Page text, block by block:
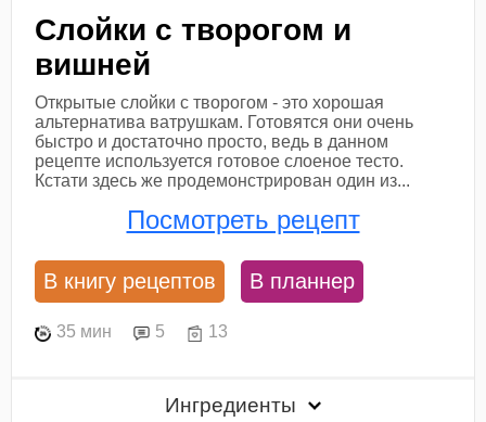
Слойки с творогом и
вишней
Открытые слойки с творогом - это хорошая
альтернатива ватрушкам. Готовятся они очень
быстро и достаточно просто, ведь в данном
рецепте используется готовое слоеное тесто.
Кстати здесь же продемонстрирован один из...
Посмотреть рецепт
В книгу рецептов В планнер
35 мин 5 13
Ингредиенты